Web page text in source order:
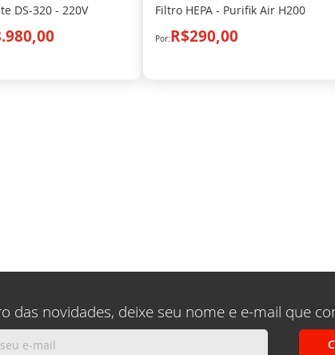
DS-320 - 220V Filtro HEPA - Purifik Air H200
R$290,00
das novidades, deixe seu nome e e-mail que